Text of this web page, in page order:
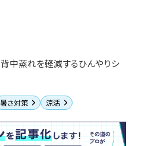
背中蒸れを軽減するひんやりシ
暑さ対策 涼活